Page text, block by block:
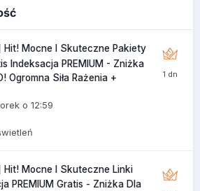
Hit! Mocne I Skuteczne Pakiety
Indeksacja PREMIUM - Zniżka
Ogromna Siła Rażenia +
o 12:59
Hit! Mocne I Skuteczne Linki
PREMIUM Gratis - Zniżka Dla